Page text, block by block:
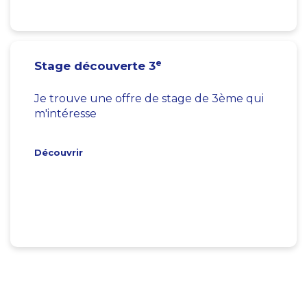
Stage découverte 3e
Je trouve une offre de stage de 3ème qui
m'intéresse
Découvrir